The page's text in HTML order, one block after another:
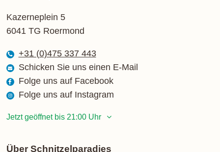
Kazerneplein 5
6041 TG Roermond
+31 (0)475 337 443
Schicken Sie uns einen E-Mail
Folge uns auf Facebook
Folge uns auf Instagram
Jetzt geöffnet bis 21:00 Uhr
Dienstag
12:00 - 21:00 Uhr
Über Schnitzelparadies